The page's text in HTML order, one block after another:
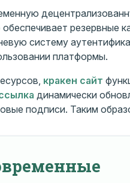
обеспечивает резервные
систему
платформы.
кракен сайт
динамически
подписи. Таким